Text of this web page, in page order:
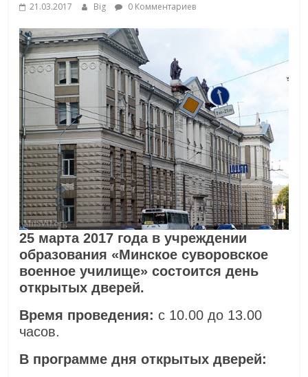
21.03.2017 Big 0 Комментариев
25 марта 2017 года в учреждении
образования «Минское суворовское
военное училище» состоится день
открытых дверей.
Время проведения: с 10.00 до 13.00
часов.
В программе дня открытых дверей: